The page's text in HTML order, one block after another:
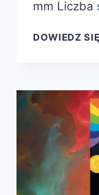
mm Liczba
DOWIEDZ